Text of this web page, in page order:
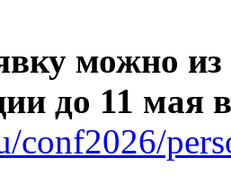
можно
до 11 мая
conf2026/